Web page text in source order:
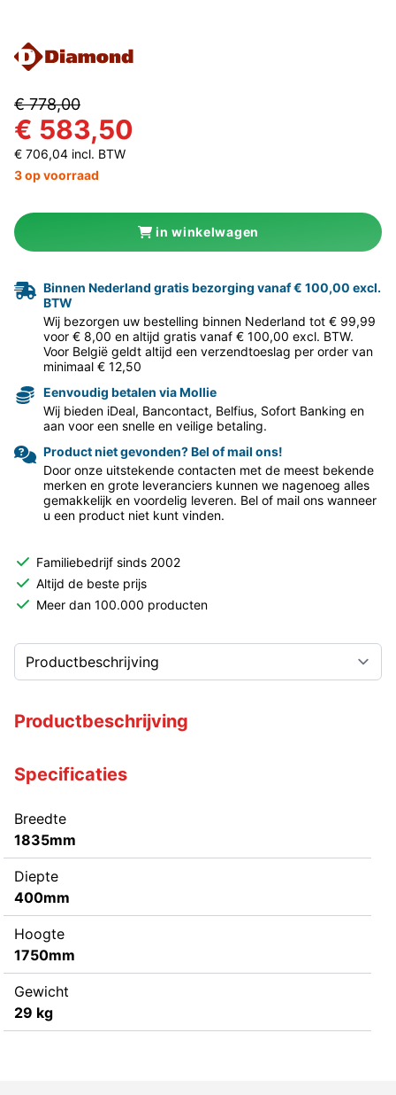
€ 778,00
€ 583,50
€ 706,04 incl. BTW
3 op voorraad
in winkelwagen
Binnen Nederland gratis bezorging vanaf € 100,00 excl.
BTW
Wij bezorgen uw bestelling binnen Nederland tot € 99,99
voor € 8,00 en altijd gratis vanaf € 100,00 excl. BTW.
Voor België geldt altijd een verzendtoeslag per order van
minimaal € 12,50
Eenvoudig betalen via Mollie
Wij bieden iDeal, Bancontact, Belfius, Sofort Banking en
aan voor een snelle en veilige betaling.
Product niet gevonden? Bel of mail ons!
Door onze uitstekende contacten met de meest bekende
merken en grote leveranciers kunnen we nagenoeg alles
gemakkelijk en voordelig leveren. Bel of mail ons wanneer
u een product niet kunt vinden.
Familiebedrijf sinds 2002
Altijd de beste prijs
Meer dan 100.000 producten
Productbeschrijving
Specificaties
Breedte
1835mm
Diepte
400mm
Hoogte
1750mm
Gewicht
29 kg